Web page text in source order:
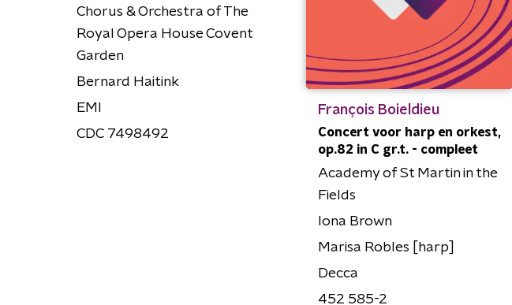
Chorus & Orchestra of The
Royal Opera House Covent
Garden
Bernard Haitink
EMI
CDC 7498492
François Boieldieu
Concert voor harp en orkest,
op.82 in C gr.t. - compleet
Academy of St Martin in the
Fields
Iona Brown
Marisa Robles [harp]
Decca
452 585-2